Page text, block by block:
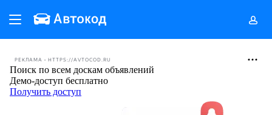
РЕКЛАМА • HTTPS://AVTOCOD.RU